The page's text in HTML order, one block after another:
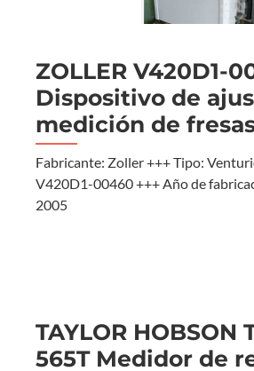
ZOLLER V420D1-
Dispositivo de
medición de
Fabricante: Zoller +++ Tipo:
V420D1-00460 +++ Año de
2005
TAYLOR HOBSON
565T Medidor de